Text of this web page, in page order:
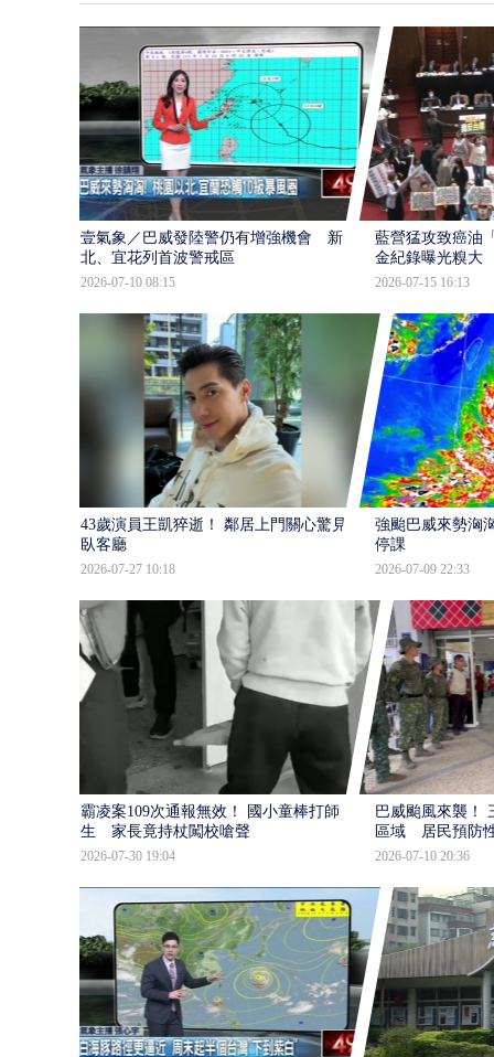
壹氣象／巴威發陸警仍有增強機會 新
北、宜花列首波警戒區
2026-07-10 08:15
藍營猛攻致癌油
金紀錄曝光糗大
2026-07-15 16:13
43歲演員王凱猝逝！ 鄰居上門關心驚見倒
臥客廳
2026-07-27 10:18
強颱巴威來勢洶
停課
2026-07-09 22:33
霸凌案109次通報無效！ 國小童棒打師
生 家長竟持杖闖校嗆聲
2026-07-30 19:04
巴威颱風來襲！
區域 居民預防
2026-07-10 20:36